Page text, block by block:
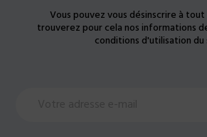
Vous pouvez vous désinscrire à
trouverez pour cela nos informations
conditions d'utilisation du